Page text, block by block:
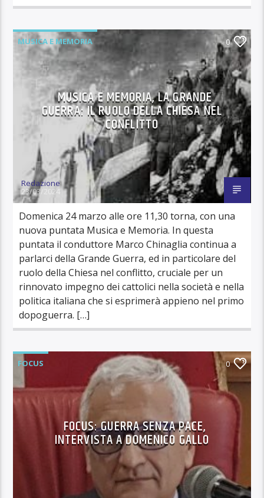
MUSICA E MEMORIA 0
MUSICA E MEMORIA, LA GRANDE
GUERRA: IL RUOLO DELLA CHIESA NEL
CONFLITTO
Redazione
23/03/2024
Domenica 24 marzo alle ore 11,30 torna, con una
nuova puntata Musica e Memoria. In questa
puntata il conduttore Marco Chinaglia continua a
parlarci della Grande Guerra, ed in particolare del
ruolo della Chiesa nel conflitto, cruciale per un
rinnovato impegno dei cattolici nella società e nella
politica italiana che si esprimerà appieno nel primo
dopoguerra. […]
FOCUS 0
FOCUS: GUERRA SENZA PACE,
INTERVISTA A DOMENICO GALLO